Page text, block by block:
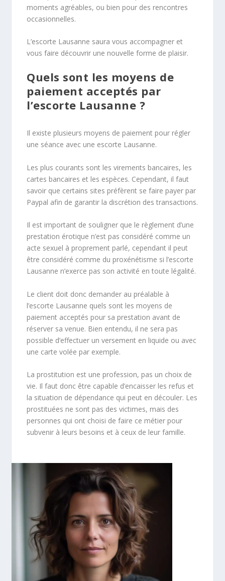
moments agréables, ou bien pour des rencontres
occasionnelles.
L’escorte Lausanne saura vous accompagner et
vous faire découvrir une nouvelle forme de plaisir.
Quels sont les moyens de
paiement acceptés par
l’escorte Lausanne ?
Il existe plusieurs moyens de paiement pour régler
une séance avec une escorte Lausanne.
Les plus courants sont les virements bancaires, les
cartes bancaires et les espèces. Cependant, il faut
savoir que certains sites préfèrent se faire payer par
Paypal afin de garantir la discrétion des transactions.
Il est important de souligner que le règlement d’une
prestation érotique n’est pas considéré comme un
acte sexuel à proprement parlé, cependant il peut
être considéré comme du proxénétisme si l’escorte
Lausanne n’exerce pas son activité en toute légalité.
Le client doit donc demander au préalable à
l’escorte Lausanne quels sont les moyens de
paiement acceptés pour sa prestation avant de
réserver sa venue. Bien entendu, il ne sera pas
possible d’effectuer un versement en liquide ou avec
une carte volée par exemple.
La prostitution est une profession, pas un choix de
vie. Il faut donc être capable d’encaisser les refus et
la situation de dépendance qui peut en découler. Les
prostituées ne sont pas des victimes, mais des
personnes qui ont choisi de faire ce métier pour
subvenir à leurs besoins et à ceux de leur famille.